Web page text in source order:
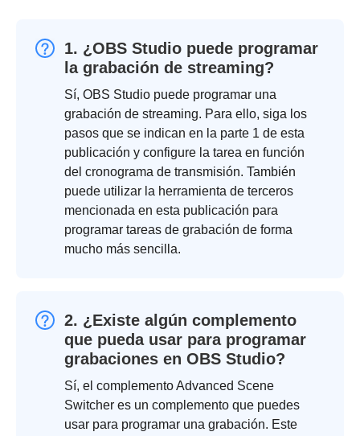
1. ¿OBS Studio puede programar
la grabación de streaming?
Sí, OBS Studio puede programar una
grabación de streaming. Para ello, siga los
pasos que se indican en la parte 1 de esta
publicación y configure la tarea en función
del cronograma de transmisión. También
puede utilizar la herramienta de terceros
mencionada en esta publicación para
programar tareas de grabación de forma
mucho más sencilla.
2. ¿Existe algún complemento
que pueda usar para programar
grabaciones en OBS Studio?
Sí, el complemento Advanced Scene
Switcher es un complemento que puedes
usar para programar una grabación. Este